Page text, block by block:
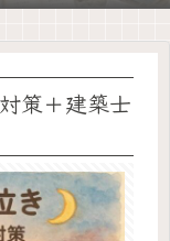
策＋建築士